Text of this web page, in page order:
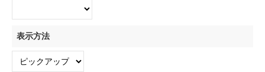
表示方法